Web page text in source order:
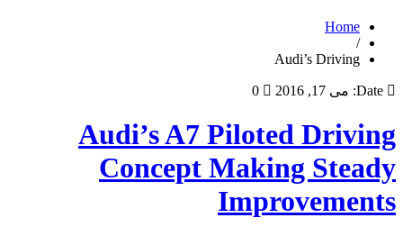
Home
/
Audi’s Driving
Date: می 17, 2016 0
Audi’s A7 Piloted Driving
Concept Making Steady
Improvements